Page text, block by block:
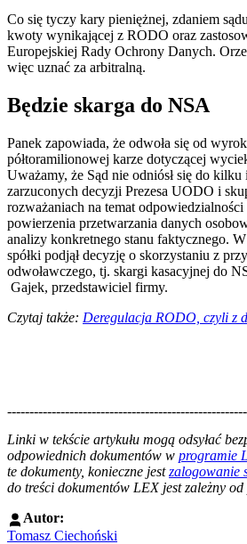
Co się tyczy kary pieniężnej, zdaniem
kwoty wynikającej z RODO oraz
Europejskiej Rady Ochrony Danych.
więc uznać za arbitralną.
Będzie skarga do NSA
Panek zapowiada, że odwoła się od
półtoramilionowej karze dotyczącej
Uważamy, że Sąd nie odniósł się do
zarzuconych decyzji Prezesa UODO i
rozważaniach na temat
powierzenia przetwarzania danych
analizy konkretnego stanu faktycznego.
spółki podjął decyzję o skorzystaniu z
odwoławczego, tj. skargi kasacyjnej do
Gajek, przedstawiciel firmy.
Czytaj także: ​ Deregulacja RODO, czyli z
Linki w tekście artykułu mogą odsyłać
odpowiednich dokumentów w programie
te dokumenty, konieczne jestzalogowanie
do treści dokumentów LEX jest zależny
Autor:
Tomasz Ciechoński